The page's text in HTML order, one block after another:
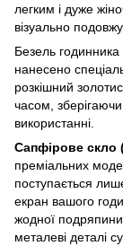
легким і дуже
візуально
Безель годинника
нанесено
розкішний
часом,
використанні.
Сапфірове скло
преміальних
поступається
екран вашого
жодної
металеві деталі